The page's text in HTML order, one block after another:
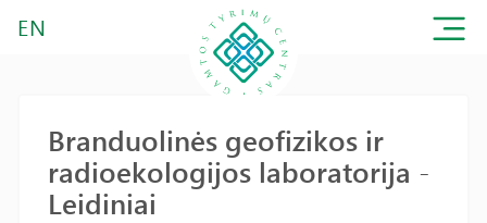
EN
Branduolinės geofizikos ir
radioekologijos laboratorija -
Leidiniai